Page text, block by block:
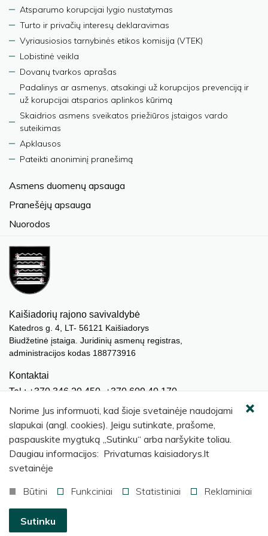
Atsparumo korupcijai lygio nustatymas
Turto ir privačių interesų deklaravimas
Vyriausiosios tarnybinės etikos komisija (VTEK)
Lobistinė veikla
Dovanų tvarkos aprašas
Padalinys ar asmenys, atsakingi už korupcijos prevenciją ir
už korupcijai atsparios aplinkos kūrimą
Skaidrios asmens sveikatos priežiūros įstaigos vardo
suteikimas
Apklausos
Pateikti anoniminį pranešimą
Asmens duomenų apsauga
Pranešėjų apsauga
Nuorodos
Kaišiadorių rajono savivaldybė
Katedros g. 4, LT- 56121 Kaišiadorys
Biudžetinė įstaiga. Juridinių asmenų registras,
administracijos kodas 188773916
Kontaktai
Tel.: +370 346 20 450, +370 609 40 170
El. paštas.: meras@kaisiadorys.lt
dokumentai@kaisiadorys.lt
Naujienų prenumerata
© 2026 Kaišiadorių rajono savivaldybė
Norime Jus informuoti, kad šioje svetainėje naudojami
slapukai (angl. cookies). Jeigu sutinkate, prašome,
paspauskite mygtuką „Sutinku“ arba naršykite toliau.
Daugiau informacijos: Privatumas kaisiadorys.lt
svetainėje
Būtini
Funkciniai Statistiniai Reklaminiai
Sutinku